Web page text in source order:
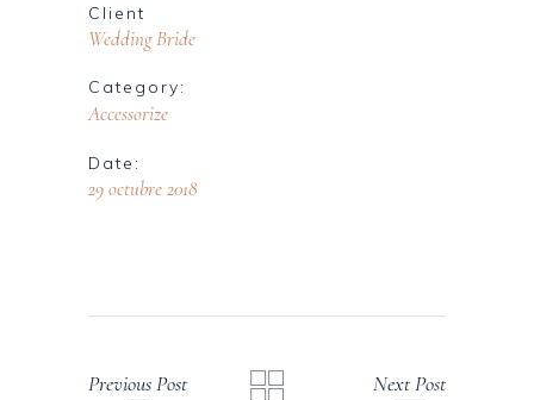
Client
Wedding Bride
Category:
Accessorize
Date:
29 octubre 2018
Previous Post Next Post